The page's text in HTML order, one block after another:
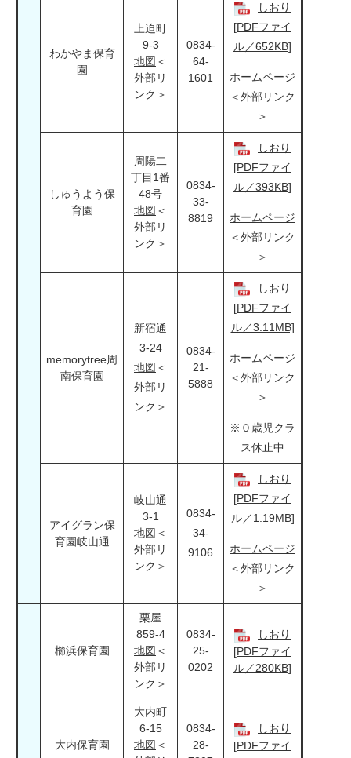
わかやま保育
園
上迫町
9-3
地図 ＜
外部リ
ンク＞
0834-
64-
1601
しおり
[PDFファイ
ル／652KB]
ホームページ
＜外部リンク
＞
しゅうよう保
育園
周陽二
丁目1番
48号
地図 ＜
外部リ
ンク＞
0834-
33-
8819
しおり
[PDFファイ
ル／393KB]
ホームページ
＜外部リンク
＞
memorytree周
南保育園
新宿通
3-24
地図 ＜
外部リ
ンク＞
0834-
21-
5888
しおり
[PDFファイ
ル／3.11MB]
ホームページ
＜外部リンク
＞
※０歳児クラ
ス休止中
アイグラン保
育園岐山通
岐山通
3-1
地図 ＜
外部リ
ンク＞
0834-
34-
9106
しおり
[PDFファイ
ル／1.19MB]
ホームページ
＜外部リンク
＞
櫛浜保育園
栗屋
859-4
地図 ＜
外部リ
ンク＞
0834-
25-
0202
しおり
[PDFファイ
ル／280KB]
大内保育園
大内町
6-15
地図 ＜
0834-
28-
しおり
[PDFファイ